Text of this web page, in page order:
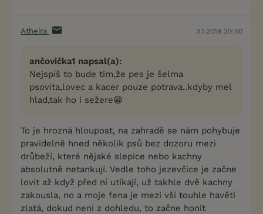
Atheira 3.1.2019 20:50
ančovička1 napsal(a):
Nejspíš to bude tim,že pes je šelma
psovita,lovec a kacer pouze potrava..kdyby mel
hlad,tak ho i sežere😁
To je hrozná hloupost, na zahradě se nám pohybuje
pravidelně hned několik psů bez dozoru mezi
drůbeží, které nějaké slepice nebo kachny
absolutně netankují. Vedle toho jezevčice je začne
lovit až když před ní utíkají, už takhle dvě kachny
zakousla, no a moje fena je mezi vší touhle havětí
zlatá, dokud není z dohledu, to začne honit